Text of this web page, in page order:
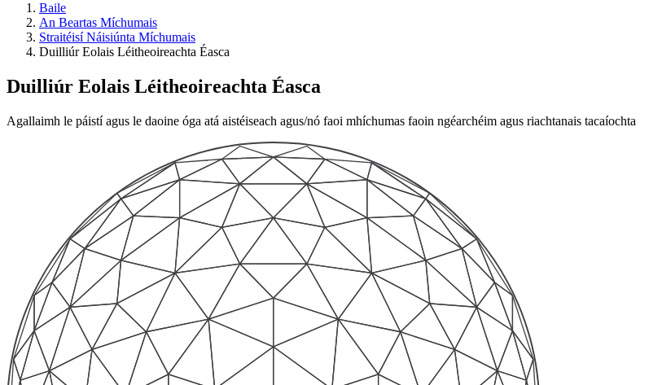
Baile
An Beartas Míchumais
Straitéisí Náisiúnta Míchumais
Duilliúr Eolais Léitheoireachta Éasca
Duilliúr Eolais Léitheoireachta Éasca
Agallaimh le páistí agus le daoine óga atá aistéiseach agus/nó faoi mhíchumas faoin ngéarchéim agus riachtanais tacaíochta